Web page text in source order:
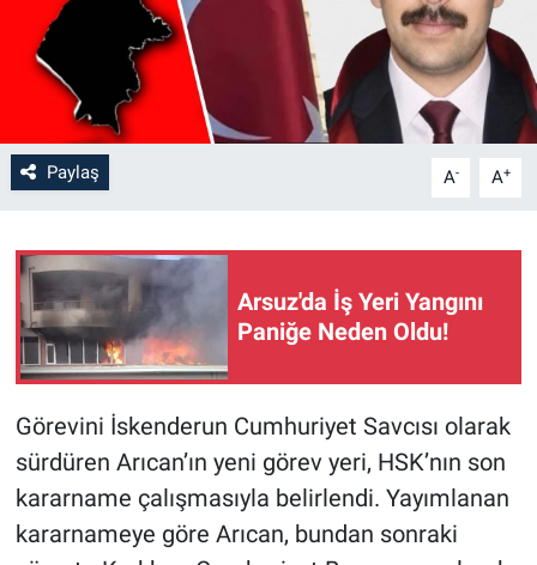
Paylaş A- A+
Arsuz'da İş Yeri Yangını
Paniğe Neden Oldu!
Görevini İskenderun Cumhuriyet Savcısı olarak
sürdüren Arıcan’ın yeni görev yeri, HSK’nın son
kararname çalışmasıyla belirlendi. Yayımlanan
kararnameye göre Arıcan, bundan sonraki